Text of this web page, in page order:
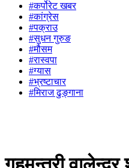
#कर्पोरेट खबर
#कांग्रेस
#पक्राउ
#सुधन गुरुङ
#मौसम
#रास्वपा
#ग्यास
#भ्रष्टाचार
#मिराज ढुङ्गाना